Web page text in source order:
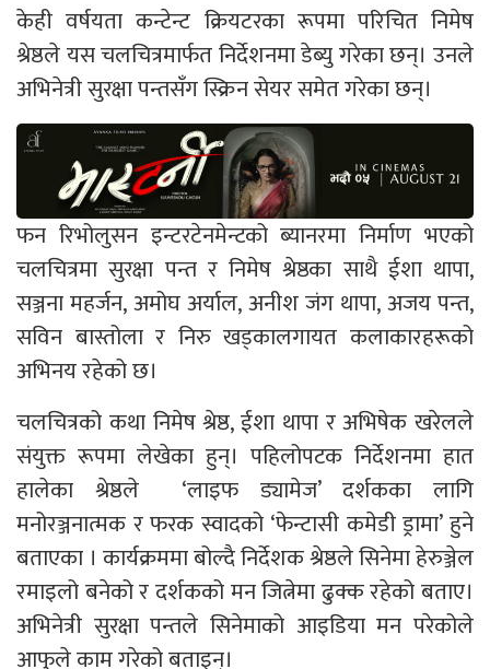
केही वर्षयता कन्टेन्ट क्रियटरका रूपमा परिचित निमेष
श्रेष्ठले यस चलचित्रमार्फत निर्देशनमा डेब्यु गरेका छन्। उनले
अभिनेत्री सुरक्षा पन्तसँग स्क्रिन सेयर समेत गरेका छन्।
फन रिभोलुसन इन्टरटेनमेन्टको ब्यानरमा निर्माण भएको
चलचित्रमा सुरक्षा पन्त र निमेष श्रेष्ठका साथै ईशा थापा,
सञ्जना महर्जन, अमोघ अर्याल, अनीश जंग थापा, अजय पन्त,
सविन बास्तोला र निरु खड्कालगायत कलाकारहरूको
अभिनय रहेको छ।
चलचित्रको कथा निमेष श्रेष्ठ, ईशा थापा र अभिषेक खरेलले
संयुक्त रूपमा लेखेका हुन्। पहिलोपटक निर्देशनमा हात
हालेका श्रेष्ठले ‘लाइफ ड्यामेज’ दर्शकका लागि
मनोरञ्जनात्मक र फरक स्वादको ‘फेन्टासी कमेडी ड्रामा’ हुने
बताएका । कार्यक्रममा बोल्दै निर्देशक श्रेष्ठले सिनेमा हेरुञ्जेल
रमाइलो बनेको र दर्शकको मन जित्नेमा ढुक्क रहेको बताए।
अभिनेत्री सुरक्षा पन्तले सिनेमाको आइडिया मन परेकोले
आफुले काम गरेको बताइन्।